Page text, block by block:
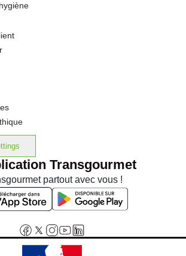
Transgourmet
partout avec vous !